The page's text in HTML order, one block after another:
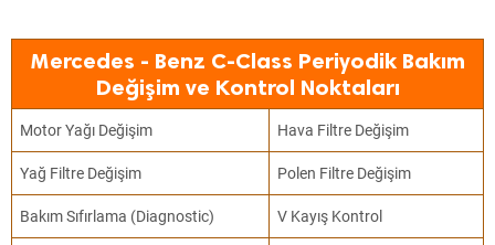
Mercedes - Benz C-Class Periyodik Bakım
Değişim ve Kontrol Noktaları
Motor Yağı Değişim Hava Filtre Değişim
Yağ Filtre Değişim Polen Filtre Değişim
Bakım Sıfırlama (Diagnostic) V Kayış Kontrol